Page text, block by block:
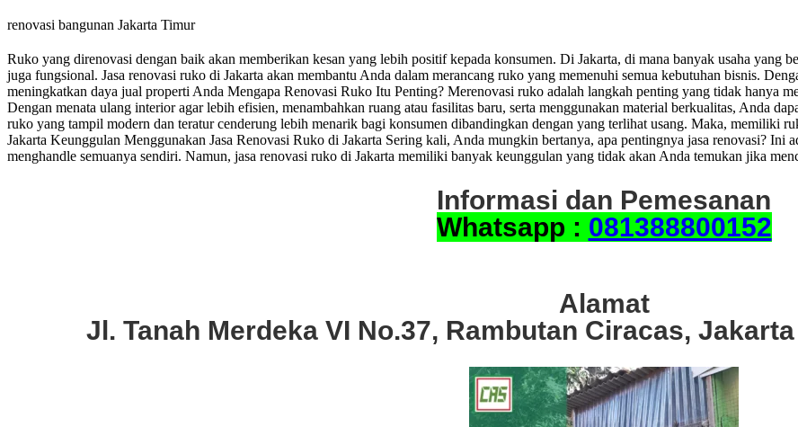
renovasi bangunan Jakarta Timur
Ruko yang direnovasi dengan baik akan memberikan kesan yang lebih positif kepada konsumen. Di Jakarta, di mana banyak usaha yang
juga fungsional. Jasa renovasi ruko di Jakarta akan membantu Anda dalam merancang ruko yang memenuhi semua kebutuhan bisnis.
meningkatkan daya jual properti Anda Mengapa Renovasi Ruko Itu Penting? Merenovasi ruko adalah langkah penting yang tidak hanya
Dengan menata ulang interior agar lebih efisien, menambahkan ruang atau fasilitas baru, serta menggunakan material berkualitas, Anda
ruko yang tampil modern dan teratur cenderung lebih menarik bagi konsumen dibandingkan dengan yang terlihat usang. Maka, memiliki
Jakarta Keunggulan Menggunakan Jasa Renovasi Ruko di Jakarta Sering kali, Anda mungkin bertanya, apa pentingnya jasa renovasi? Ini
menghandle semuanya sendiri. Namun, jasa renovasi ruko di Jakarta memiliki banyak keunggulan yang tidak akan Anda temukan jika
Informasi dan Pemesanan
Whatsapp : 081388800152
Alamat
Jl. Tanah Merdeka VI No.37, Rambutan Ciracas,